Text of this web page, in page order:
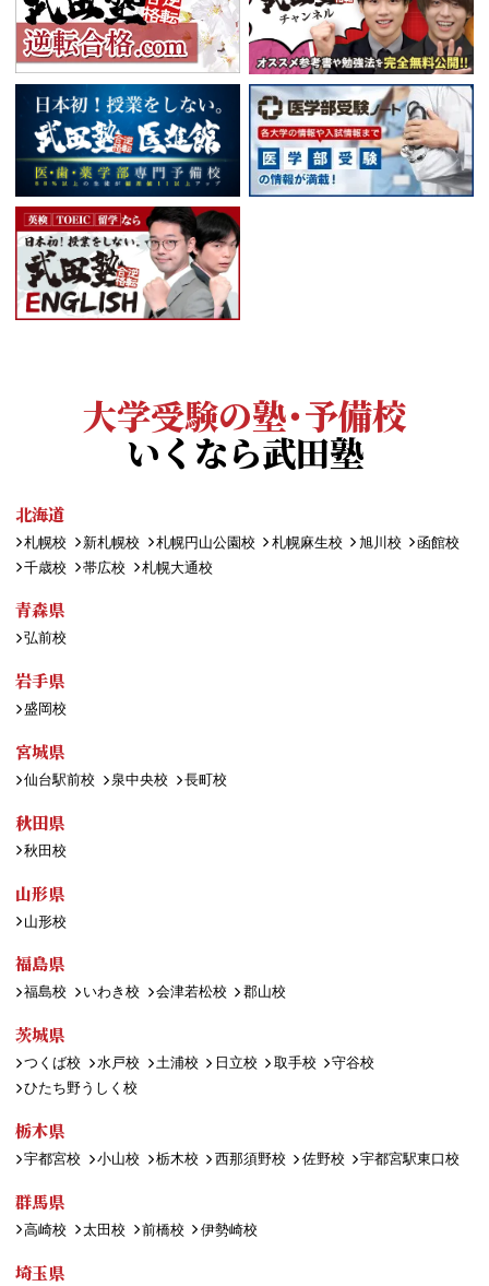
大学受験の塾・予備校
いくなら武田塾
北海道
札幌校 新札幌校 札幌円山公園校 札幌麻生校 旭川校
函館校
千歳校
帯広校 札幌大通校
青森県
弘前校
岩手県
盛岡校
宮城県
仙台駅前校 泉中央校 長町校
秋田県
秋田校
山形県
山形校
福島県
福島校 いわき校 会津若松校 郡山校
茨城県
つくば校 水戸校 土浦校 日立校 取手校
守谷校
ひたち野うしく校
栃木県
宇都宮校 小山校 栃木校 西那須野校 佐野校 宇都宮駅東口校
群馬県
高崎校 太田校 前橋校 伊勢崎校
埼玉県